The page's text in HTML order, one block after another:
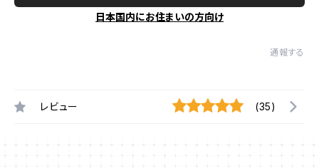
日本国内にお住まいの方向け
通報する
レビュー (35)